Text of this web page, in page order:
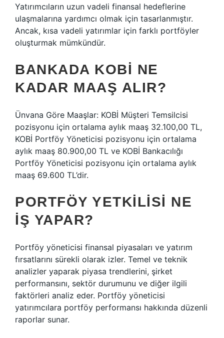
Yatırımcıların uzun vadeli finansal hedeflerine
ulaşmalarına yardımcı olmak için tasarlanmıştır.
Ancak, kısa vadeli yatırımlar için farklı portföyler
oluşturmak mümkündür.
BANKADA KOBI NE
KADAR MAAŞ ALIR?
Ünvana Göre Maaşlar: KOBİ Müşteri Temsilcisi
pozisyonu için ortalama aylık maaş 32.100,00 TL,
KOBİ Portföy Yöneticisi pozisyonu için ortalama
aylık maaş 80.900,00 TL ve KOBİ Bankacılığı
Portföy Yöneticisi pozisyonu için ortalama aylık
maaş 69.600 TL’dir.
PORTFÖY YETKILISI NE
IŞ YAPAR?
Portföy yöneticisi finansal piyasaları ve yatırım
fırsatlarını sürekli olarak izler. Temel ve teknik
analizler yaparak piyasa trendlerini, şirket
performansını, sektör durumunu ve diğer ilgili
faktörleri analiz eder. Portföy yöneticisi
yatırımcılara portföy performansı hakkında düzenli
raporlar sunar.